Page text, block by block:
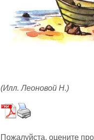
(Илл. Леоновой Н.)
Пожалуйста, оцените